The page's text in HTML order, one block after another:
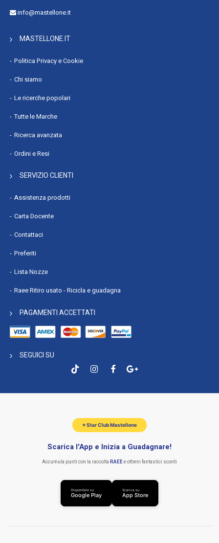
info@mastellone.it
MASTELLONE.IT
Politica Privacy e Cookie
Chi siamo
Le ricerche popolari
Tutte le Marche
Ricerca avanzata
Ordini e Resi
SERVIZIO CLIENTI
Assistenza prodotti
Carta Docente
Contattaci
Preferiti
Lista Nozze
Raee Ritiro usato - Ricicla e guadagna
PAGAMENTI ACCETTATI
SEGUICI SU
⭐ Star Club Mastellone
Scarica l'App e Inizia a Guadagnare!
Accumula punti con la raccolta RAEEe ottieni fantastici sconti
Disponibile su
Google Play
Scarica su
App Store